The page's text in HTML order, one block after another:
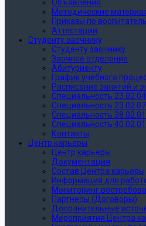
Объявления
Методические
Приказы по
Аттестации
Студенту заочнику
Студенту заочнику
Заочное отделение
Абитуриенту
График учебного
Расписание занятий и
Специальность 23.02.04
Специальность 23.02.07
Специальность 38.02.01
Специальность 40.02.01
Контакты
Центр карьеры
Центр карьеры
Документация
Состав Центра карьеры
Информация для
Мониторинг
Партнеры (Договоры)
Дополнительные
Мероприятия Центра